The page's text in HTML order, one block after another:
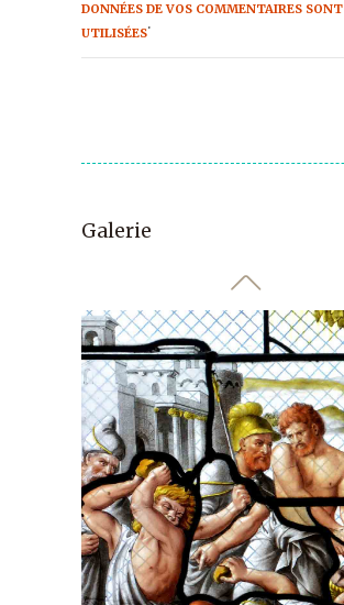
DONNÉES DE VOS COMMENTAIRES SONT
UTILISÉES.
Galerie